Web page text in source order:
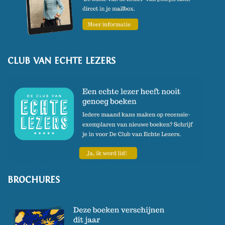
CLUB VAN ECHTE LEZERS
BROCHURES